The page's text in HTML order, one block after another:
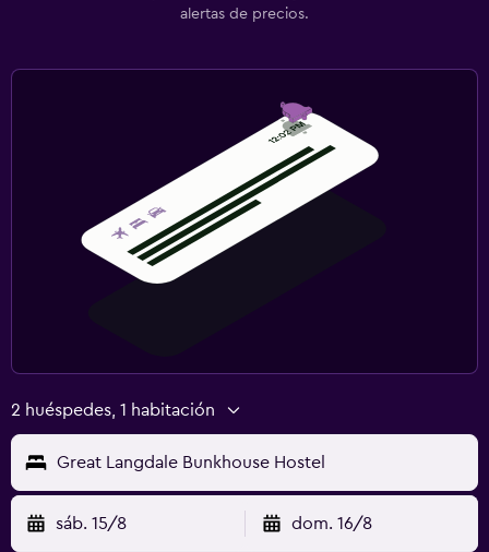
alertas de precios.
2 huéspedes, 1 habitación
Great Langdale Bunkhouse Hostel
sáb. 15/8 dom. 16/8